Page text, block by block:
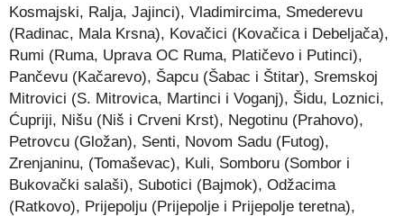
Kosmajski, Ralja, Jajinci), Vladimircima, Smederevu
(Radinac, Mala Krsna), Kovačici (Kovačica i Debeljača),
Rumi (Ruma, Uprava OC Ruma, Platičevo i Putinci),
Pančevu (Kačarevo), Šapcu (Šabac i Štitar), Sremskoj
Mitrovici (S. Mitrovica, Martinci i Voganj), Šidu, Loznici,
Ćupriji, Nišu (Niš i Crveni Krst), Negotinu (Prahovo),
Petrovcu (Gložan), Senti, Novom Sadu (Futog),
Zrenjaninu, (Tomaševac), Kuli, Somboru (Sombor i
Bukovački salaši), Subotici (Bajmok), Odžacima
(Ratkovo), Prijepolju (Prijepolje i Prijepolje teretna),